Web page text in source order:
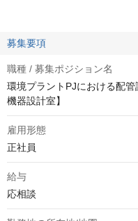
募集要項
職種 / 募集ポジション名
環境プラントPJにおける配
機器設計室】
雇用形態
正社員
給与
応相談